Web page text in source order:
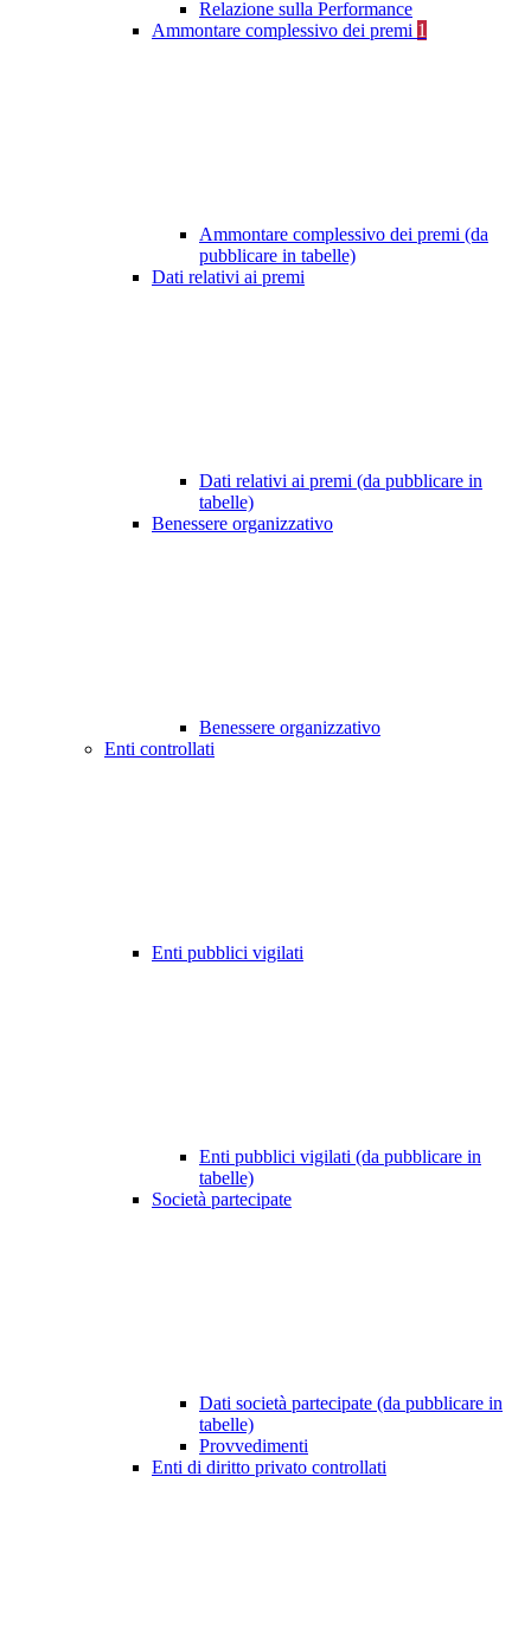
Relazione sulla Performance
Ammontare complessivo dei premi 1
Ammontare complessivo dei premi (da
pubblicare in tabelle)
Dati relativi ai premi
Dati relativi ai premi (da pubblicare in
tabelle)
Benessere organizzativo
Benessere organizzativo
Enti controllati
Enti pubblici vigilati
Enti pubblici vigilati (da pubblicare in
tabelle)
Società partecipate
Dati società partecipate (da pubblicare in
tabelle)
Provvedimenti
Enti di diritto privato controllati